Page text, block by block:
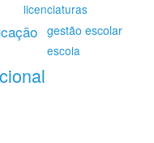
licenciaturas
gestão escolar
escola